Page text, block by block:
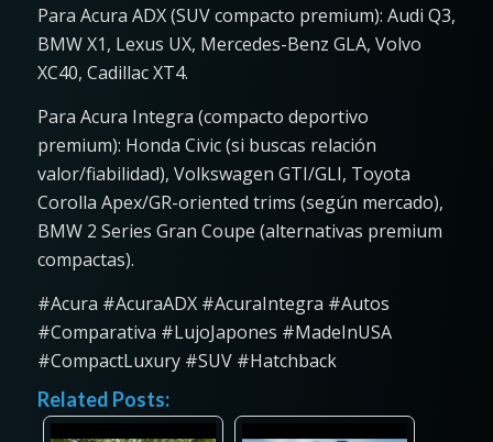
Para Acura ADX (SUV compacto premium): Audi Q3,
BMW X1, Lexus UX, Mercedes-Benz GLA, Volvo
XC40, Cadillac XT4.
Para Acura Integra (compacto deportivo
premium): Honda Civic (si buscas relación
valor/fiabilidad), Volkswagen GTI/GLI, Toyota
Corolla Apex/GR-oriented trims (según mercado),
BMW 2 Series Gran Coupe (alternativas premium
compactas).
#Acura #AcuraADX #AcuraIntegra #Autos
#Comparativa #LujoJapones #MadeInUSA
#CompactLuxury #SUV #Hatchback
Related Posts: